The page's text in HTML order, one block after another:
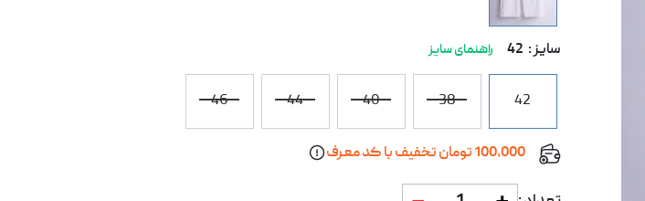
سایز : 42 راهنمای سایز
42
38
40
44
46
100,000 تومان تخفیف با کد معرف